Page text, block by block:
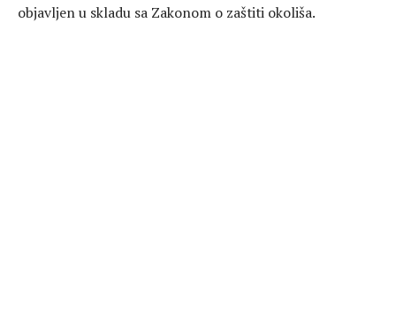
objavljen u skladu sa Zakonom o zaštiti okoliša.